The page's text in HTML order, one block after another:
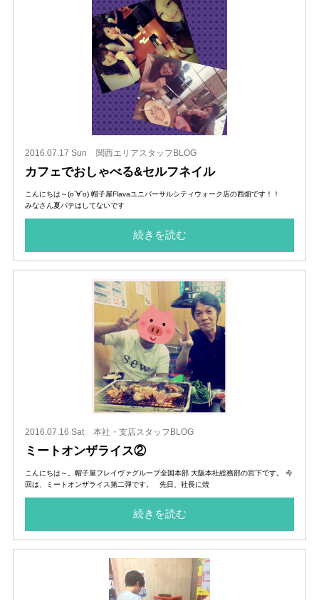
2016.07.17 Sun 関西エリアスタッフBLOG
カフェでおしゃべる&セルフネイル
こんにちは～(о´∀`о) 帽子屋Flavaユニバーサルシティウォーク店の西畑です！！
みなさん夏バテはしてないです
続きを読む
2016.07.16 Sat 本社・支店スタッフBLOG
ミートオンザライス②
こんにちは～。帽子屋フレイヴァグループ全国本部 大阪本社総務部の宮下です。 今
回は、ミートオンザライス第二弾です。 先日、社長に焼
続きを読む